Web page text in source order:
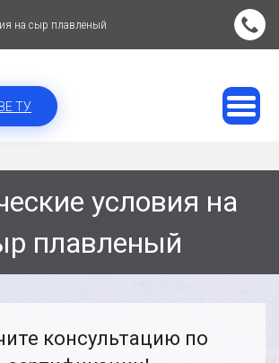
на сыр плавленый
ТУ
условия на
плавленый
консультацию по